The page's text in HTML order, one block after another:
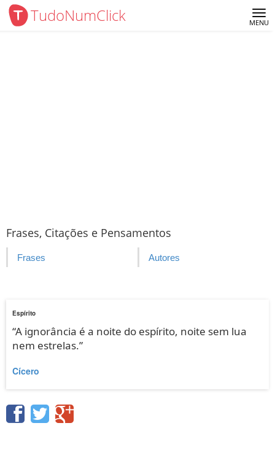
TudoNumClick MENU
Frases, Citações e Pensamentos
Frases Autores
Espírito
“A ignorância é a noite do espírito, noite sem lua
nem estrelas.”
Cícero